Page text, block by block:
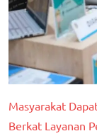
Masyarakat
Berkat Layanan